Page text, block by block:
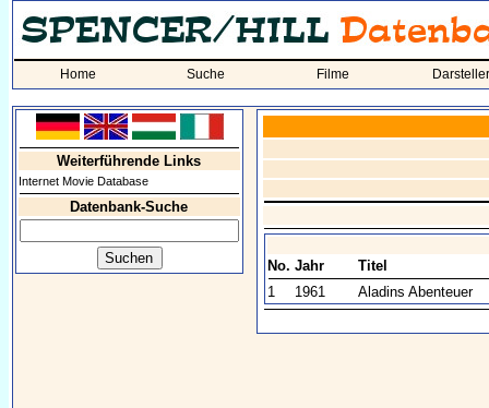
Home Suche Filme Darsteller
Weiterführende Links
Internet Movie Database
Datenbank-Suche
No. Jahr
Titel
1
1961 Aladins Abenteuer